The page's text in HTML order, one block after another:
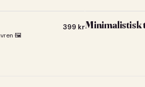
🖼️
399 krMinimalistisk